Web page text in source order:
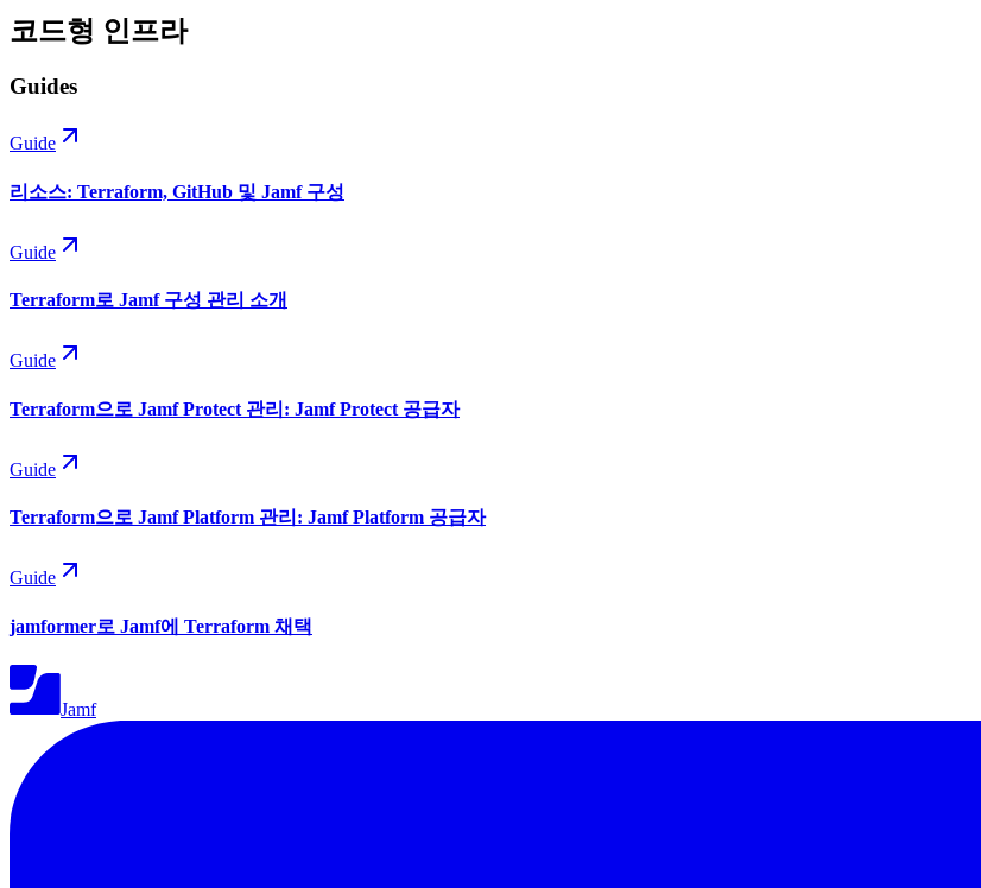
코드형 인프라
Guides
Guide
리소스: Terraform, GitHub 및 Jamf 구성
Guide
Terraform로 Jamf 구성 관리 소개
Guide
Terraform으로 Jamf Protect 관리: Jamf Protect 공급자
Guide
Terraform으로 Jamf Platform 관리: Jamf Platform 공급자
Guide
jamformer로 Jamf에 Terraform 채택
Jamf